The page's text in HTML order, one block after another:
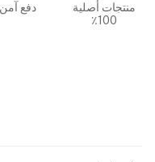
منتجات أصلية
100٪
دفع آمن